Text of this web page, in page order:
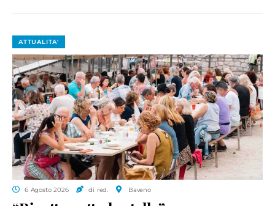
ATTUALITA'
6 Agosto 2026 di red. Baveno